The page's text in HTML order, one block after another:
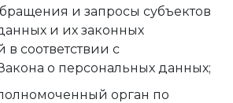
и запросы субъектов
и их законных
в соответствии с
о персональных данных;
орган по